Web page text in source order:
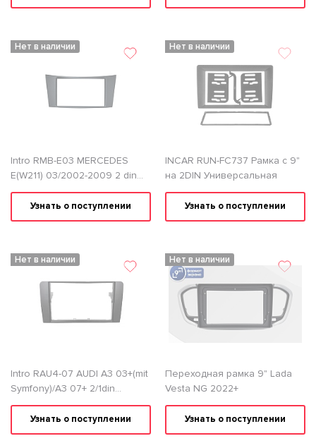
Нет в наличии
Intro RMB-E03 MERCEDES
E(W211) 03/2002-2009 2 din
Переходная рамка
Узнать о поступлении
Нет в наличии
INCAR RUN-FC737 Рамка с 9"
на 2DIN Универсальная
Узнать о поступлении
Нет в наличии
Intro RAU4-07 AUDI A3 03+(mit
Symfony)/A3 07+ 2/1din
Переходная рамка
Узнать о поступлении
Нет в наличии
Переходная рамка 9" Lada
Vesta NG 2022+
Узнать о поступлении